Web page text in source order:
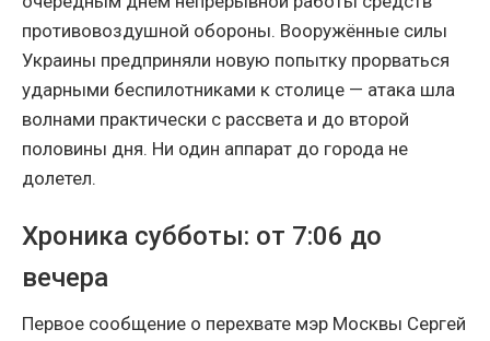
противовоздушной обороны. Вооружённые силы
Украины предприняли новую попытку прорваться
ударными беспилотниками к столице — атака шла
волнами практически с рассвета и до второй
половины дня. Ни один аппарат до города не
долетел.
Хроника субботы: от 7:06 до
вечера
Первое сообщение о перехвате мэр Москвы Сергей